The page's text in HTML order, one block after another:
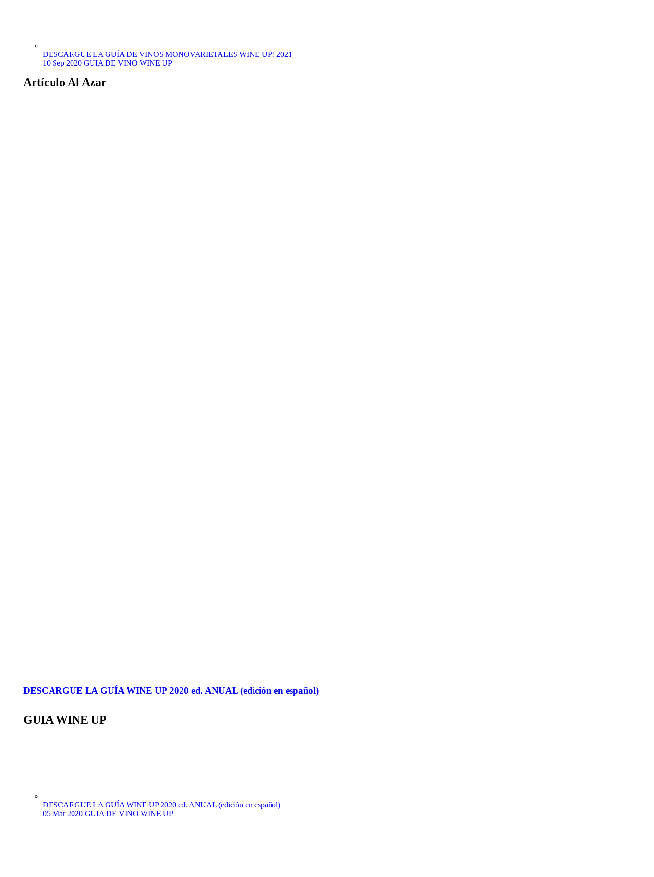
DESCARGUE LA GUÍA DE VINOS MONOVARIETALES WINE UP! 2021
10 Sep 2020 GUIA DE VINO WINE UP
Artículo Al Azar
DESCARGUE LA GUÍA WINE UP 2020 ed. ANUAL (edición en español)
GUIA WINE UP
DESCARGUE LA GUÍA WINE UP 2020 ed. ANUAL (edición en español)
05 Mar 2020 GUIA DE VINO WINE UP